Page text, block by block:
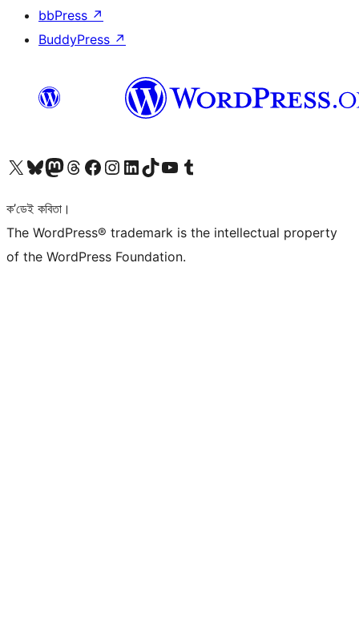
bbPress ↗
BuddyPress ↗
আমাৰ X (আগৰ Twitter) একাউণ্টলৈ যাওকআমাৰ Bluesky একাউণ্টলৈ যাওকআমাৰ Mastodon একাউণ্টলৈ যাওকআমাৰ Threads একাউণ্টলৈ যাওকআমাৰ Facebook পৃষ্ঠালৈ যাওকআমাৰ Instagram একাউণ্টলৈ যাওকআমাৰ LinkedIn একাউণ্টলৈ যাওকআমাৰ TikTok একাউণ্টলৈ যাওকআমাৰ YouTube চেনেললৈ যাওকআমাৰ Tumblr একাউণ্টলৈ যাওক
ক’ডেই কবিতা।
The WordPress® trademark is the intellectual property
of the WordPress Foundation.